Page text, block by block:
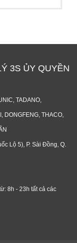
3S ỦY QUYỀN
TADANO,
DONGFENG, THACO,
Lộ 5), P. Sài Đồng, Q.
8h - 23h tất cả các